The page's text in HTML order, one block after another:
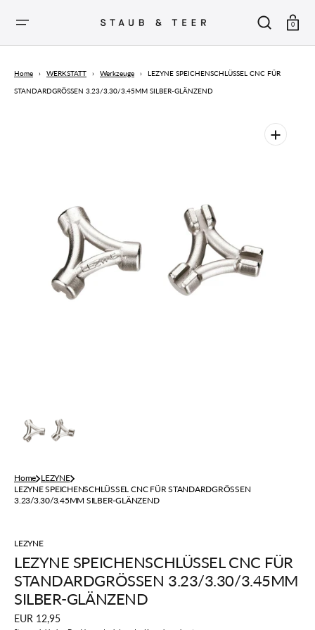
SPRINGEN
0
Home › WERKSTATT › Werkzeuge › LEZYNE SPEICHENSCHLÜSSEL CNC FÜR
STANDARDGRÖSSEN 3.23/3.30/3.45MM SILBER-GLÄNZEND
die
vorgestellten
Medien
Home LEZYNE
LEZYNE SPEICHENSCHLÜSSEL CNC FÜR STANDARDGRÖSSEN
3.23/3.30/3.45MM SILBER-GLÄNZEND
LEZYNE
LEZYNE SPEICHENSCHLÜSSEL CNC FÜR
STANDARDGRÖSSEN 3.23/3.30/3.45MM
SILBER-GLÄNZEND
Regulärer
EUR 12,95